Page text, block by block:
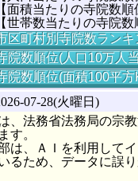
【面積当たりの寺院数
【世帯数当たりの寺院
区町村別寺院数ランキ
院数順位(人口10万人
院数順位(面積100平
07-28(火曜日)
、法務省法務局の宗
す。
は、ＡＩを利用して
るため、データに誤